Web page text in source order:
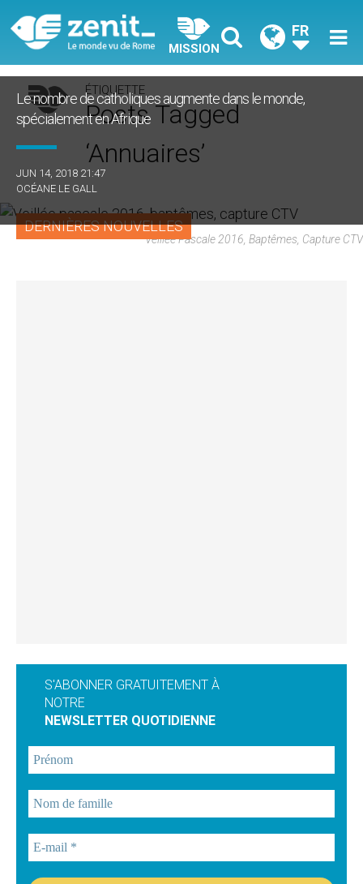
MISSION
FR
ÉTIQUETTE
Posts Tagged
‘annuaires’
DERNIÈRES NOUVELLES
Le nombre de catholiques augmente dans le monde,
spécialement en Afrique
JUN 14, 2018 21:47
OCÉANE LE GALL
Veillée Pascale 2016, Baptêmes, Capture CTV
S'ABONNER GRATUITEMENT À
NOTRE
NEWSLETTER QUOTIDIENNE